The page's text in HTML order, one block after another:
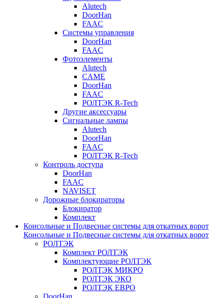
Alutech
DoorHan
FAAC
Системы управления
DoorHan
FAAC
Фотоэлементы
Alutech
CAME
DoorHan
FAAC
РОЛТЭК R-Tech
Другие аксессуары
Сигнальные лампы
Alutech
DoorHan
FAAC
РОЛТЭК R-Tech
Контроль доступа
DoorHan
FAAC
NAVISET
Дорожные блокираторы
Блокиратор
Комплект
Консольные и Подвесные системы для откатных ворот
Консольные и Подвесные системы для откатных ворот
РОЛТЭК
Комплект РОЛТЭК
Комплектующие РОЛТЭК
РОЛТЭК МИКРО
РОЛТЭК ЭКО
РОЛТЭК ЕВРО
DoorHan